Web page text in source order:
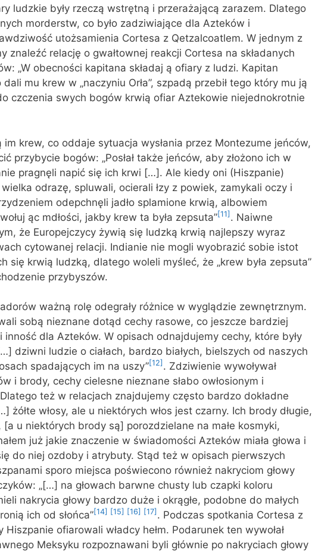
ludzkie były rzeczą wstrętną i przerażającą zarazem. Dlatego
morderstw, co było zadziwiające dla Azteków i
utożsamienia Cortesa z Qetzalcoatlem. W jednym z
znaleźć relację o gwałtownej reakcji Cortesa na składanych
„W obecności kapitana składaj ą ofiary z ludzi. Kapitan
mu krew w „naczyniu Orła”, szpadą przebił tego który mu ją
czczenia swych bogów krwią ofiar Aztekowie niejednokrotnie
krew, co oddaje sytuacja wysłania przez Montezume jeńców,
przybycie bogów: „Posłał także jeńców, aby złożono ich w
pragnęli napić się ich krwi […]. Ale kiedy oni (Hiszpanie)
odrazę, spluwali, ocierali łzy z powiek, zamykali oczy i
odepchnęli jadło splamione krwią, albowiem
ąc mdłości, jakby krew ta była zepsuta”[11] . Naiwne
że Europejczycy żywią się ludzką krwią najlepszy wyraz
cytowanej relacji. Indianie nie mogli wyobrazić sobie istot
się krwią ludzką, dlatego woleli myśleć, że „krew była zepsuta”
przybyszów.
ważną rolę odegrały różnice w wyglądzie zewnętrznym.
sobą nieznane dotąd cechy rasowe, co jeszcze bardziej
i inność dla Azteków. W opisach odnajdujemy cechy, które były
dziwni ludzie o ciałach, bardzo białych, bielszych od naszych
spadających im na uszy”[12] . Zdziwienie wywoływał
i brody, cechy cielesne nieznane słabo owłosionym i
też w relacjach znajdujemy często bardzo dokładne
żółte włosy, ale u niektórych włos jest czarny. Ich brody długie,
[a u niektórych brody są] porozdzielane na małe kosmyki,
już jakie znaczenie w świadomości Azteków miała głowa i
do niej ozdoby i atrybuty. Stąd też w opisach pierwszych
sporo miejsca poświecono również nakryciom głowy
„[…] na głowach barwne chusty lub czapki koloru
nakrycia głowy bardzo duże i okrągłe, podobne do małych
ich od słońca”[14] [15] [16] [17] . Podczas spotkania Cortesa z
Hiszpanie ofiarowali władcy hełm. Podarunek ten wywołał
Meksyku rozpoznawani byli głównie po nakryciach głowy